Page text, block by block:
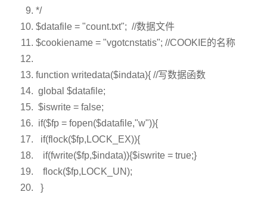
*/
$datafile = "count.txt"; //数据文件
$cookiename = "vgotcnstatis"; //COOKIE的名称
function writedata($indata){ //写数据函数
global $datafile;
$iswrite = false;
if($fp = fopen($datafile,"w")){
if(flock($fp,LOCK_EX)){
if(fwrite($fp,$indata)){$iswrite = true;}
flock($fp,LOCK_UN);
}